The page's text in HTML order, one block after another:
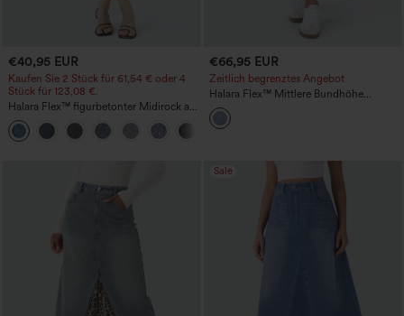
€40,95 EUR
Kaufen Sie 2 Stück für 61,54 € oder 4
Stück für 123,08 €.
Halara Flex™ figurbetonter Midirock aus
gewaschenem Denim mit hoher Taille
und Taschen, lässig
€66,95 EUR
Zeitlich begrenztes Angebot
Halara Flex™ Mittlere Bundhöhe
Reißverschlusstaschen A-Linie Denim
Maxi Lässiger Cargo-Rock
Sale